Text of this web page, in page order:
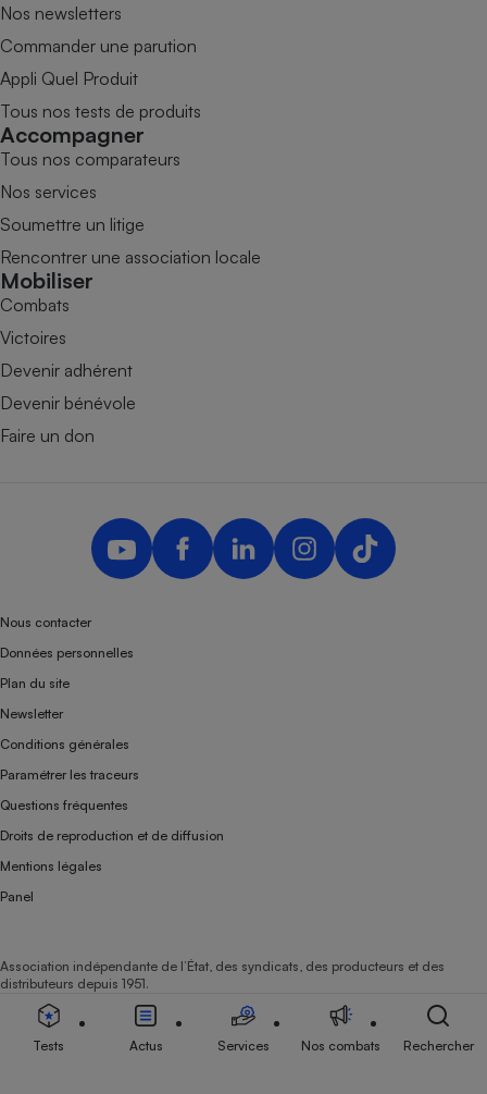
Nos newsletters
Commander une parution
Appli Quel Produit
Tous nos tests de produits
Accompagner
Tous nos comparateurs
Nos services
Soumettre un litige
Rencontrer une association locale
Mobiliser
Combats
Victoires
Devenir adhérent
Devenir bénévole
Faire un don
Nous contacter
Données personnelles
Plan du site
Newsletter
Conditions générales
Paramétrer les traceurs
Questions fréquentes
Droits de reproduction et de diffusion
Mentions légales
Panel
Association indépendante de l’État, des syndicats, des producteurs et des
distributeurs depuis 1951.
Tests Actus Services Nos combats Rechercher